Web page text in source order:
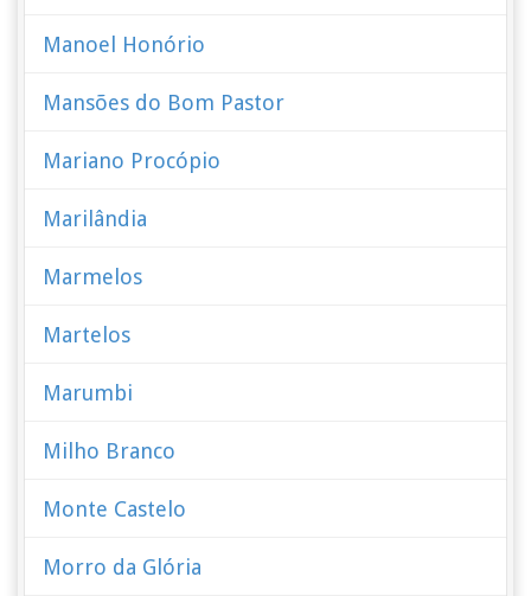
Manoel Honório
Mansões do Bom Pastor
Mariano Procópio
Marilândia
Marmelos
Martelos
Marumbi
Milho Branco
Monte Castelo
Morro da Glória